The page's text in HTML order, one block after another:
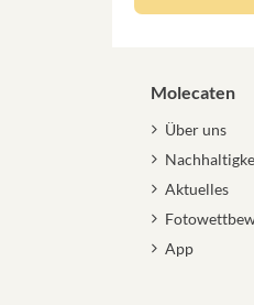
Molecaten
Über uns
Aktuelles
App